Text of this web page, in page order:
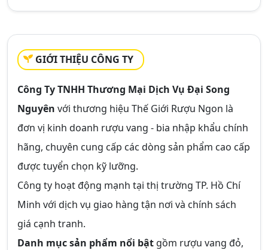
GIỚI THIỆU CÔNG TY
Công Ty TNHH Thương Mại Dịch Vụ Đại Song
Nguyên với thương hiệu Thế Giới Rượu Ngon là
đơn vị kinh doanh rượu vang - bia nhập khẩu chính
hãng, chuyên cung cấp các dòng sản phẩm cao cấp
được tuyển chọn kỹ lưỡng.
Công ty hoạt động mạnh tại thị trường TP. Hồ Chí
Minh với dịch vụ giao hàng tận nơi và chính sách
giá cạnh tranh.
Danh mục sản phẩm nổi bật gồm rượu vang đỏ,